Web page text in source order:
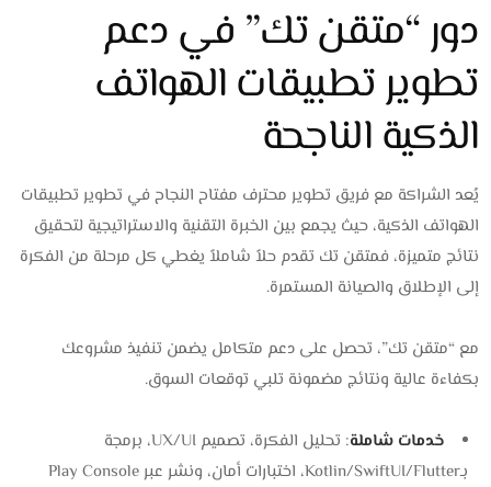
دور “متقن تك” في دعم
تطوير تطبيقات الهواتف
الذكية الناجحة
يُعد الشراكة مع فريق تطوير محترف مفتاح النجاح في تطوير تطبيقات
الهواتف الذكية، حيث يجمع بين الخبرة التقنية والاستراتيجية لتحقيق
نتائج متميزة، فمتقن تك تقدم حلاً شاملاً يغطي كل مرحلة من الفكرة
إلى الإطلاق والصيانة المستمرة.
مع “متقن تك”، تحصل على دعم متكامل يضمن تنفيذ مشروعك
بكفاءة عالية ونتائج مضمونة تلبي توقعات السوق.
خدمات شاملة
: تحليل الفكرة، تصميم UX/UI، برمجة
بـKotlin/SwiftUI/Flutter، اختبارات أمان، ونشر عبر Play Console